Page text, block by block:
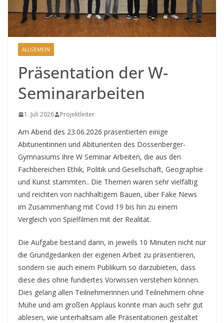
ALLGEMEIN
Präsentation der W-
Seminararbeiten
1. Juli 2026 Projektleiter
Am Abend des 23.06.2026 präsentierten einige
Abiturientinnen und Abiturienten des Dossenberger-
Gymnasiums ihre W Seminar Arbeiten, die aus den
Fachbereichen Ethik, Politik und Gesellschaft, Geographie
und Kunst stammten.. Die Themen waren sehr vielfältig
und reichten von nachhaltigem Bauen, über Fake News
im Zusammenhang mit Covid 19 bis hin zu einem
Vergleich von Spielfilmen mit der Realität.
Die Aufgabe bestand darin, in jeweils 10 Minuten nicht nur
die Grundgedanken der eigenen Arbeit zu präsentieren,
sondern sie auch einem Publikum so darzubieten, dass
diese dies ohne fundiertes Vorwissen verstehen können.
Dies gelang allen Teilnehmerinnen und Teilnehmern ohne
Mühe und am großen Applaus konnte man auch sehr gut
ablesen, wie unterhaltsam alle Präsentationen gestaltet